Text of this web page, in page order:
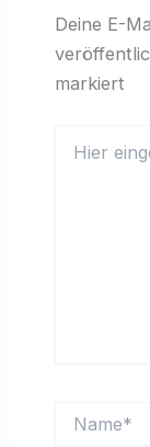
Deine E-
markiert
eingeben…